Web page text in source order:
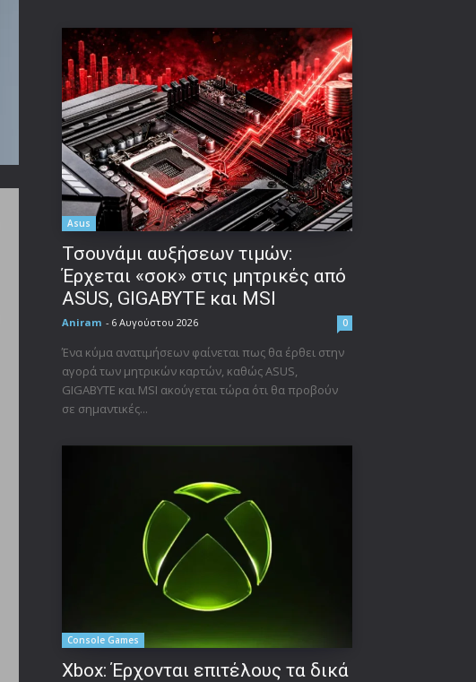
Asus
Τσουνάμι αυξήσεων τιμών:
Έρχεται «σοκ» στις μητρικές από
ASUS, GIGABYTE και MSI
Aniram - 6 Αυγούστου 2026 0
Ένα κύμα ανατιμήσεων φαίνεται πως θα έρθει στην
αγορά των μητρικών καρτών, καθώς ASUS,
GIGABYTE και MSI ακούγεται τώρα ότι θα προβούν
σε σημαντικές...
Console Games
Xbox: Έρχονται επιτέλους τα δικά